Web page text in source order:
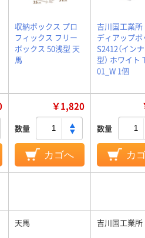
収納ボックス プロ
フィックス フリー
ボックス 50浅型 天
馬
吉川国工業所
ディアップ
S2412（イン
型） ホワイト
01_W 1個
￥1,820
数量
カゴへ
数量
カ
天馬 吉川国工業所